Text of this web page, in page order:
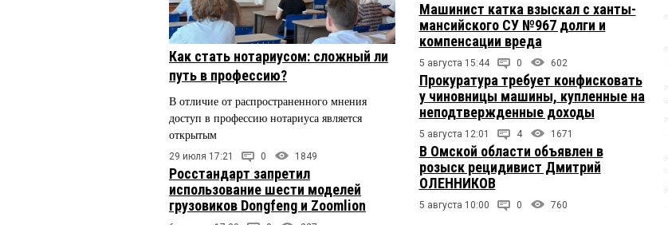
Как стать нотариусом: сложный ли
путь в профессию?
В отличие от распространенного мнения
доступ в профессию нотариуса является
открытым
29 июля 17:21 0 1849
Росстандарт запретил
использование шести моделей
грузовиков Dongfeng и Zoomlion
Машинист катка взыскал с ханты-
мансийского СУ №967 долги и
компенсации вреда
5 августа 15:44 0 602
Прокуратура требует конфисковать
у чиновницы машины, купленные на
неподтвержденные доходы
5 августа 12:01 4 1671
В Омской области объявлен в
розыск рецидивист Дмитрий
ОЛЕННИКОВ
5 августа 10:00 0 760